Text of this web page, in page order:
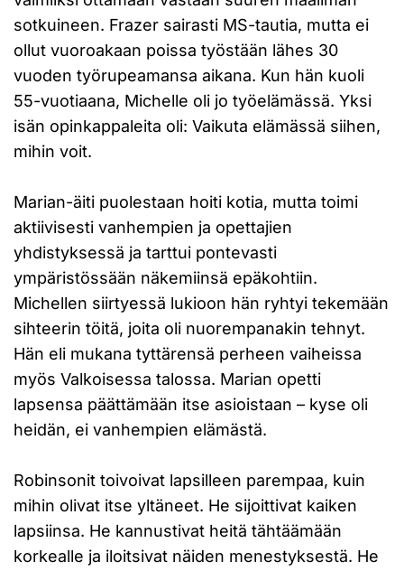
sotkuineen. Frazer sairasti MS-tautia, mutta ei
ollut vuoroakaan poissa työstään lähes 30
vuoden työrupeamansa aikana. Kun hän kuoli
55-vuotiaana, Michelle oli jo työelämässä. Yksi
isän opinkappaleita oli: Vaikuta elämässä siihen,
mihin voit.
Marian-äiti puolestaan hoiti kotia, mutta toimi
aktiivisesti vanhempien ja opettajien
yhdistyksessä ja tarttui pontevasti
ympäristössään näkemiinsä epäkohtiin.
Michellen siirtyessä lukioon hän ryhtyi tekemään
sihteerin töitä, joita oli nuorempanakin tehnyt.
Hän eli mukana tyttärensä perheen vaiheissa
myös Valkoisessa talossa. Marian opetti
lapsensa päättämään itse asioistaan – kyse oli
heidän, ei vanhempien elämästä.
Robinsonit toivoivat lapsilleen parempaa, kuin
mihin olivat itse yltäneet. He sijoittivat kaiken
lapsiinsa. He kannustivat heitä tähtäämään
korkealle ja iloitsivat näiden menestyksestä. He